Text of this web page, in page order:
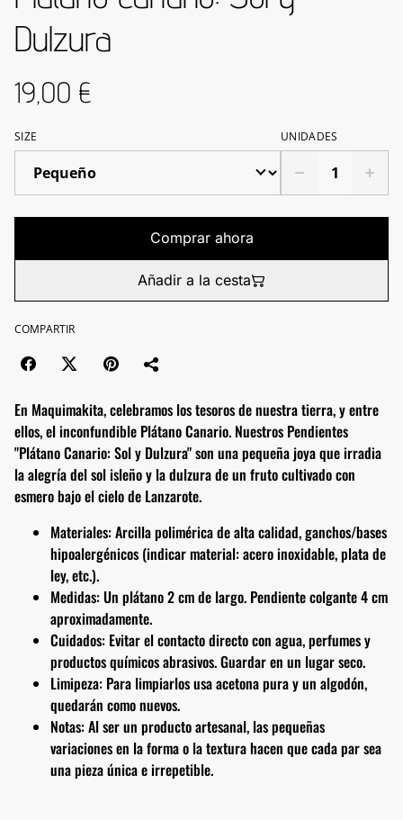
Dulzura
19,00 €
SIZE UNIDADES
Comprar ahora
Añadir a la cesta
COMPARTIR
En Maquimakita, celebramos los tesoros de nuestra tierra, y entre
ellos, el inconfundible Plátano Canario. Nuestros Pendientes
"Plátano Canario: Sol y Dulzura" son una pequeña joya que irradia
la alegría del sol isleño y la dulzura de un fruto cultivado con
esmero bajo el cielo de Lanzarote.
Materiales: Arcilla polimérica de alta calidad, ganchos/bases
hipoalergénicos (indicar material: acero inoxidable, plata de
ley, etc.).
Medidas: Un plátano 2 cm de largo. Pendiente colgante 4 cm
aproximadamente.
Cuidados: Evitar el contacto directo con agua, perfumes y
productos químicos abrasivos. Guardar en un lugar seco.
Limipeza: Para limpiarlos usa acetona pura y un algodón,
quedarán como nuevos.
Notas: Al ser un producto artesanal, las pequeñas
variaciones en la forma o la textura hacen que cada par sea
una pieza única e irrepetible.